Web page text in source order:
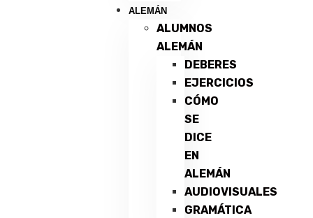
ALEMÁN
ALUMNOS
ALEMÁN
DEBERES
EJERCICIOS
CÓMO
SE
DICE
EN
ALEMÁN
AUDIOVISUALES
GRAMÁTICA